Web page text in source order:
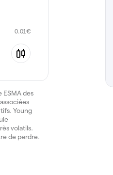
0.01€
ESMA des
Young
volatils.
de perdre.